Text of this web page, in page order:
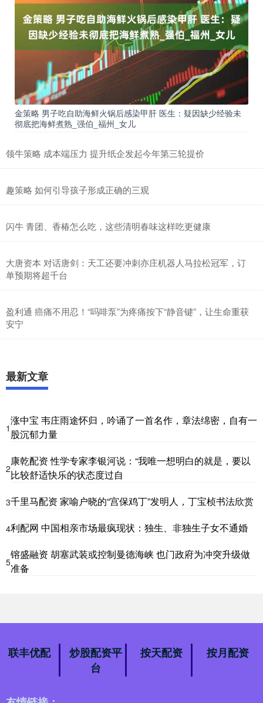
金策略 男子吃自助海鲜火锅后感染甲肝 医生：疑因缺少经验未
彻底把海鲜煮熟_强伯_福州_女儿
领牛策略 成本端压力 提升纸企发起今年第三轮提价
趣策略 如何引导孩子形成正确的三观
闪牛 青团、香椿怎么吃，这些清明春味这样吃更健康
大唐资本 对话唐剑：天工还要冲刺亦庄机器人马拉松冠军，订
单预期将超千台
盈利通 癌痛不用忍！“吗啡泵”为疼痛按下“静音键”，让生命重获
安宁
最新文章
1
涨中宝 韦庄雨途怀归，吟诵了一首名作，章法绵密，自有一
股沉郁力量
2
康乾配资 性学专家李银河说：“我唯一想明白的就是，要以
比较舒适快乐的状态度过自
3千里马配资 家喻户晓的“宫保鸡丁”发明人，丁宝桢书法欣赏
4利配网 中国相亲市场最疯现状：独生、非独生子女不通婚
5
镕盛融资 胡塞武装或控制曼德海峡 也门政府为冲突升级做
准备
联丰优配
炒股配资平
台
按天配资 按月配资